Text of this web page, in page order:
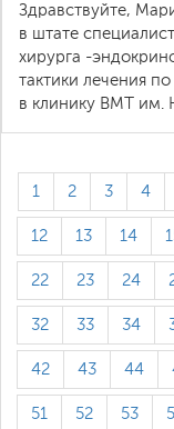
Здравствуйте,
в штате
хирурга -
тактики лечения
в клинику ВМТ им.
1 2 3 4
12 13 14
22 23 24
32 33 34
42 43 44
51 52 53